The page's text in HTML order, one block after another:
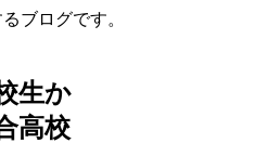
ブログです。
生か
高校